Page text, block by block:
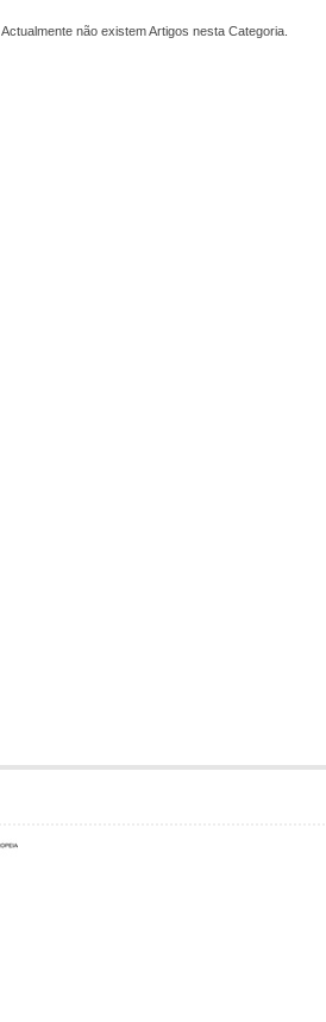
Actualmente não existem Artigos nesta Categoria.